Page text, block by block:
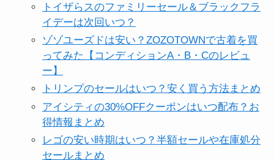
トイザらスのファミリーセール＆ブラックフラ
イデーは次回いつ？
ゾゾユーズドは安い？ZOZOTOWNで古着を買
ってみた【コンディションA・B・Cのレビュ
ー】
トリンプのセールはいつ？安く買う方法まとめ
アイシティの30%OFFクーポンはいつ配布？お
得情報まとめ
レゴの安い時期はいつ？半額セールや在庫処分
セールまとめ